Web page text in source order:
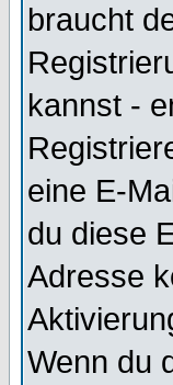
braucht
kannst -
eine E-
du diese
Adresse
Wenn du